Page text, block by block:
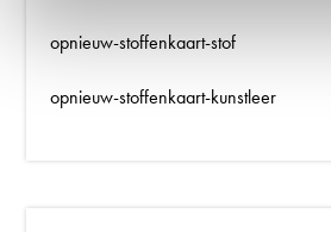
opnieuw-stoffenkaart-stof
opnieuw-stoffenkaart-kunstleer